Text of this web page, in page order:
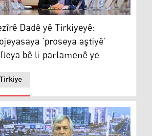
Dadê yê Tirkiyeyê: Projeyasaya
Tirkiye
Dadê yê Tirkiyeyê:
'proseya aştiyê'
bê li parlamenê ye